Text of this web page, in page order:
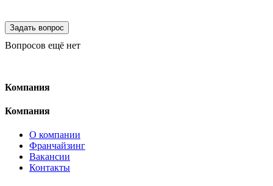
Вопросов ещё нет
Компания
Компания
О компании
Франчайзинг
Вакансии
Контакты